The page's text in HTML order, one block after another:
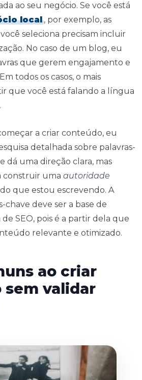
ao seu negócio. Se você está
local , por exemplo, as
seleciona precisam incluir
No caso de um blog, eu
que gerem engajamento e
todos os casos, o mais
que você está falando a língua
a criar conteúdo, eu
detalhada sobre palavras-
dá uma direção clara, mas
construir uma autoridade
que estou escrevendo. A
chave deve ser a base de
SEO, pois é a partir dela que
relevante e otimizado.
ao criar
validar